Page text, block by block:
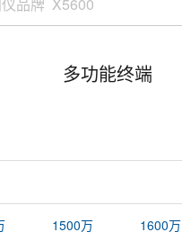
多功能终端
1500万 1600万